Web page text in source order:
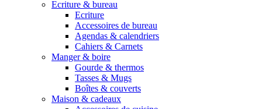
Ecriture & bureau
Ecriture
Accessoires de bureau
Agendas & calendriers
Cahiers & Carnets
Manger & boire
Gourde & thermos
Tasses & Mugs
Boîtes & couverts
Maison & cadeaux